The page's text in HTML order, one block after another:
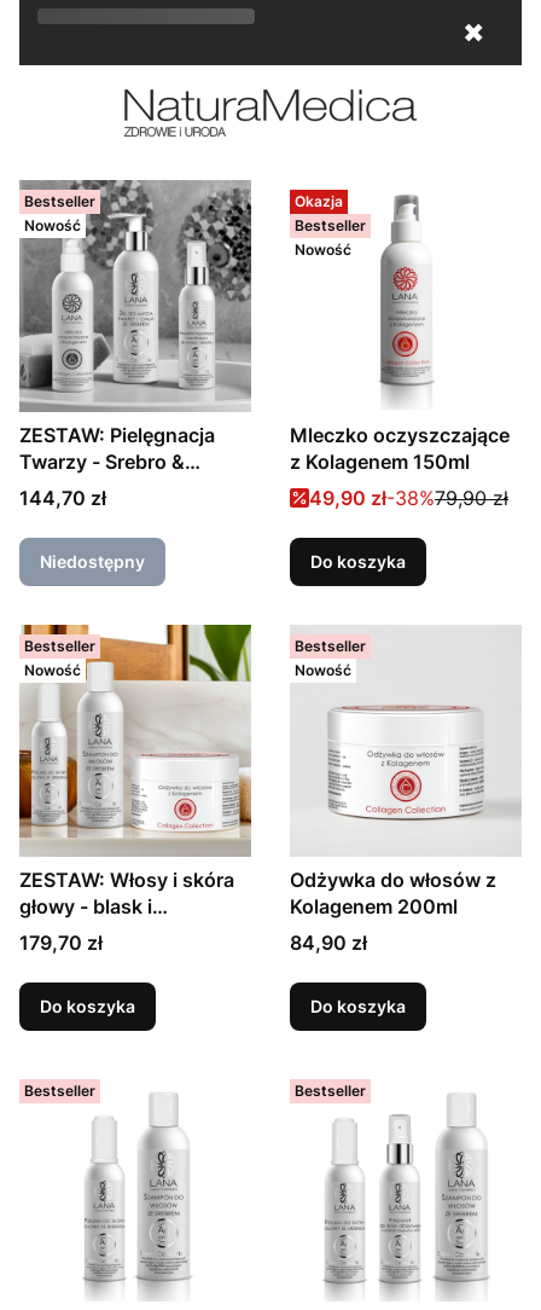
Rozkwitaj na wiosnę! Z kodem ✖
Lista produktów
Bestseller
Nowość
ZESTAW: Pielęgnacja
Twarzy - Srebro &
Kolagen
144,70 zł
Niedostępny
Okazja
Bestseller
Nowość
Mleczko oczyszczające
z Kolagenem 150ml
49,90 zł
79,90 zł
-38%
Do koszyka
Bestseller
Nowość
ZESTAW: Włosy i skóra
głowy - blask i
regeneracja
179,70 zł
Do koszyka
Bestseller
Nowość
Odżywka do włosów z
Kolagenem 200ml
84,90 zł
Do koszyka
Bestseller Bestseller